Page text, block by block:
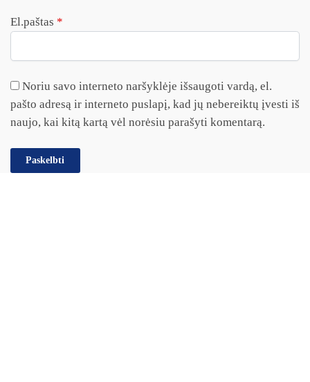
El.paštas *
Noriu savo interneto naršyklėje išsaugoti vardą, el.
pašto adresą ir interneto puslapį, kad jų nebereiktų įvesti iš
naujo, kai kitą kartą vėl norėsiu parašyti komentarą.